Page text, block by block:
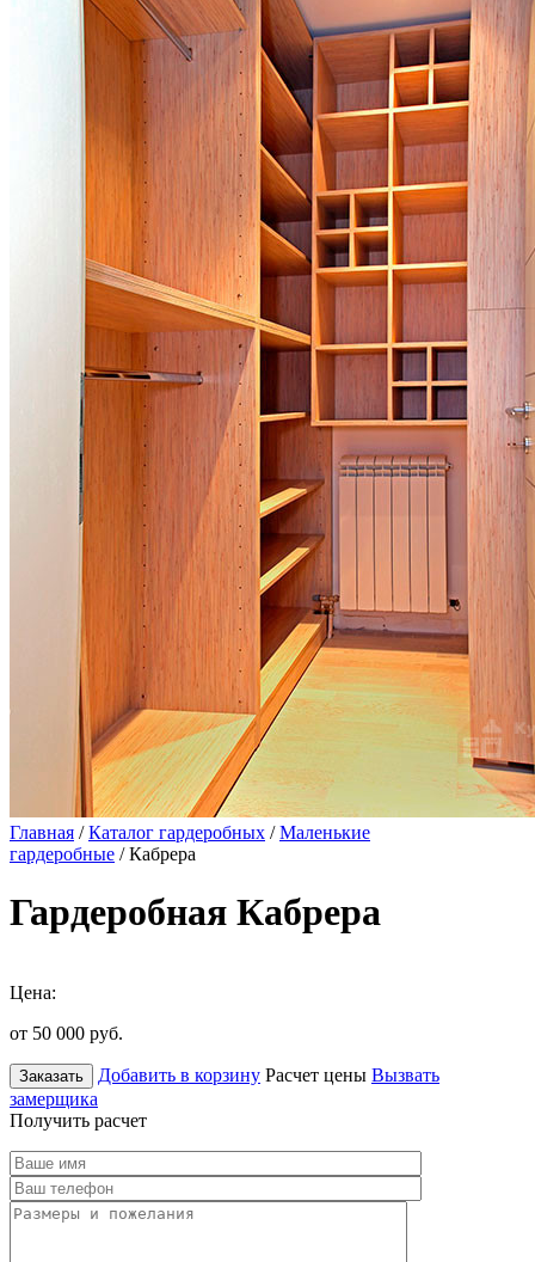
Главная /Каталог гардеробных /Маленькие
гардеробные / Кабрера
Гардеробная Кабрера
Цена:
от 50 000 руб.
Заказать Добавить в корзину Расчет цены Вызвать
замерщика
Получить расчет